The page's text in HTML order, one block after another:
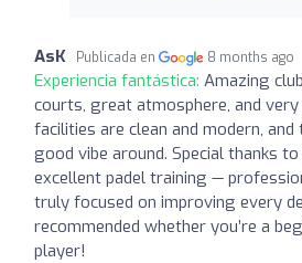
AsK Publicada en 8 months ago
Experiencia fantástica: Amazing
courts, great atmosphere, and
facilities are clean and modern, and
good vibe around. Special thanks
excellent padel training —
truly focused on improving every
recommended whether you’re a
player!